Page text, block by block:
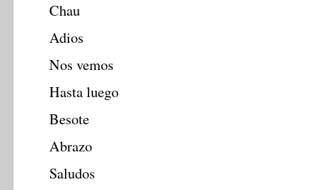
Chau
Adios
Nos vemos
Hasta luego
Besote
Abrazo
Saludos